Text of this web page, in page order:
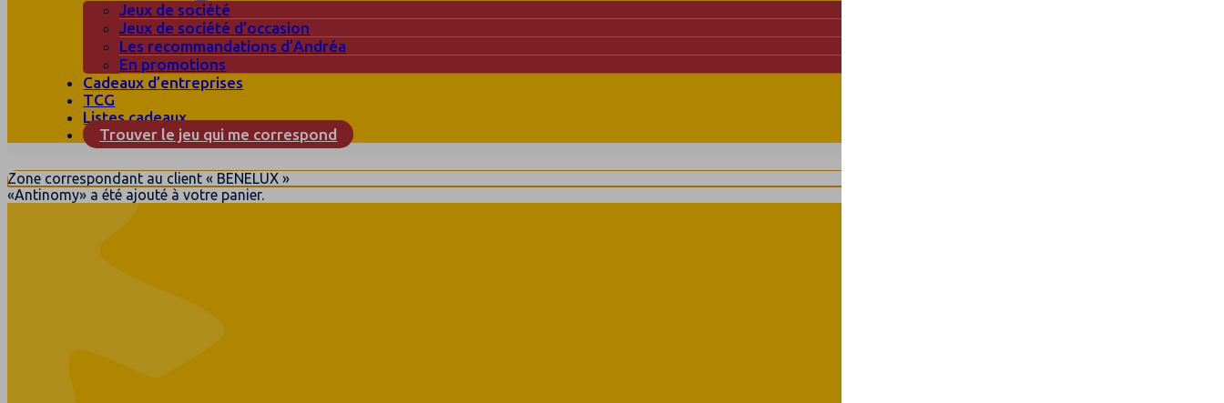
Jeux de société
Jeux de société d’occasion
Les recommandations d’Andréa
En promotions
Cadeaux d’entreprises
TCG
Listes cadeaux
Trouver le jeu qui me correspond
Zone correspondant au client « BENELUX »
«Antinomy» a été ajouté à votre panier.